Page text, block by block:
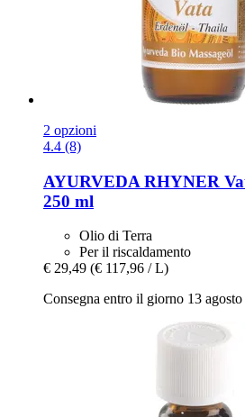
2 opzioni
4.4 (8)
AYURVEDA RHYNER
250 ml
Olio di Terra
Per il riscaldamento
€ 29,49 (€ 117,96 / L)
Consegna entro il giorno 13 agosto